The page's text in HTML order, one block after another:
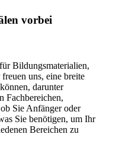
vorbei
Bildungsmaterialien,
uns, eine breite
darunter
Fachbereichen,
Sie Anfänger oder
Sie benötigen, um Ihr
Bereichen zu